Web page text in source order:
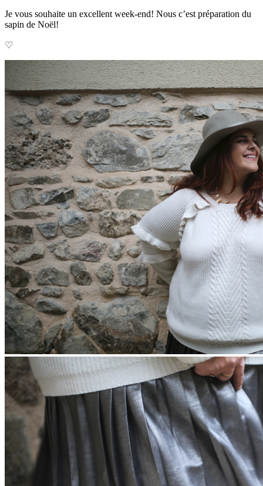
Je vous souhaite un excellent week-end! Nous c’est préparation du
sapin de Noël!
♡